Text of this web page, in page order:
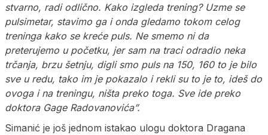
stvarno, radi odlično. Kako izgleda trening? Uzme se
pulsimetar, stavimo ga i onda gledamo tokom celog
treninga kako se kreće puls. Ne smemo ni da
preterujemo u početku, jer sam na traci odradio neka
trčanja, brzu šetnju, digli smo puls na 150, 160 to je bilo
sve u redu, tako im je pokazalo i rekli su to je to, ideš do
ovoga i na treningu, ništa preko toga. Sve ide preko
doktora Gage Radovanovića”.
Simanić je još jednom istakao ulogu doktora Dragana